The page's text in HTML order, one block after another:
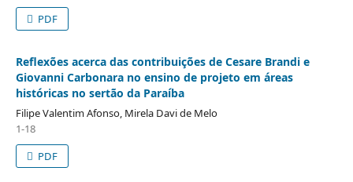
PDF
Reflexões acerca das contribuições de Cesare Brandi e
Giovanni Carbonara no ensino de projeto em áreas
históricas no sertão da Paraíba
Filipe Valentim Afonso, Mirela Davi de Melo
1-18
PDF